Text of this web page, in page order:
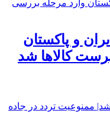
و پاکستان
کالاها شد